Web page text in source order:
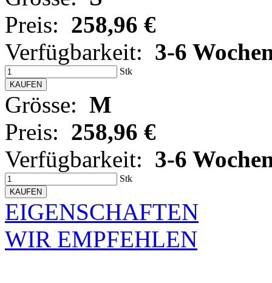
Preis: 258,96 €
Verfügbarkeit: 3-6
Stk
Grösse: M
Preis: 258,96 €
Verfügbarkeit: 3-6
Stk
EIGENSCHAFTEN
WIR EMPFEHLEN